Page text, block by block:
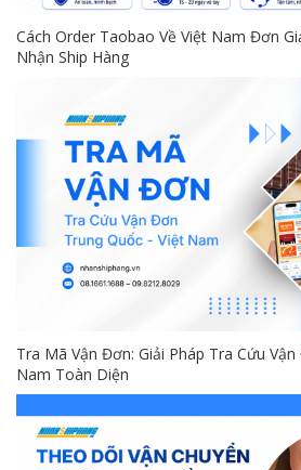
Cách Order Taobao Về Việt Nam Đơn
Nhận Ship Hàng
Tra Mã Vận Đơn: Giải Pháp Tra Cứu
Nam Toàn Diện